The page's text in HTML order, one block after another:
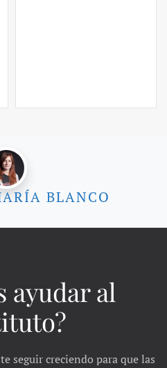
BLANCO
ayudar al
seguir creciendo para que las